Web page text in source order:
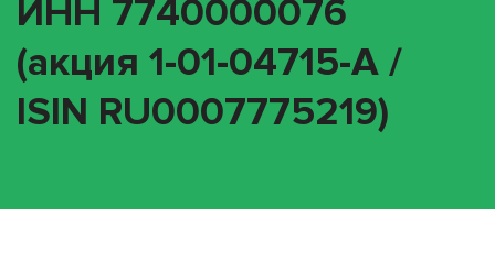
ИНН 7740000076
(акция 1-01-04715-A /
ISIN RU0007775219)